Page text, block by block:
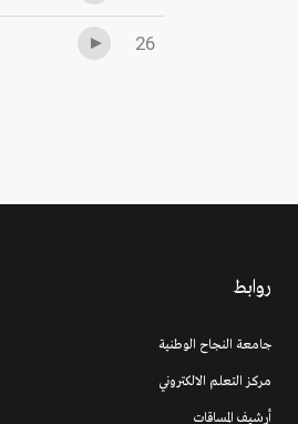
26
روابط
جامعة النجاح الوطنية
مركز التعلم الالكتروني
أرشيف المساقات